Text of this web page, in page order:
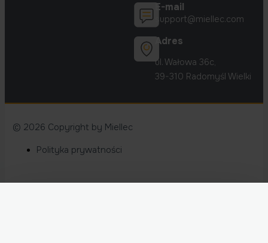
E-mail
support@miellec.com
Adres
ul. Wałowa 36c,
39-310 Radomyśl Wielki
© 2026 Copyright by Miellec
Menu
Polityka prywatności